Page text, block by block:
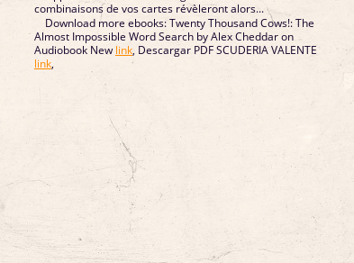
combinaisons de vos cartes révèleront alors...
Download more ebooks: Twenty Thousand Cows!: The
Almost Impossible Word Search by Alex Cheddar on
Audiobook New link, Descargar PDF SCUDERIA VALENTE
link,